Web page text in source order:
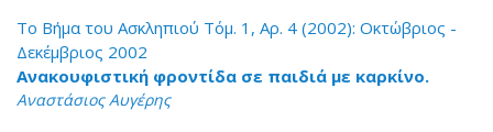
Το Βήμα του Ασκληπιού Τόμ. 1, Αρ. 4 (2002): Οκτώβριος -
Δεκέμβριος 2002
Ανακουφιστική φροντίδα σε παιδιά με καρκίνο.
Αναστάσιος Αυγέρης